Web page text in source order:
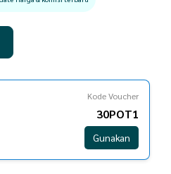
Kode Voucher
30POT1
Gunakan